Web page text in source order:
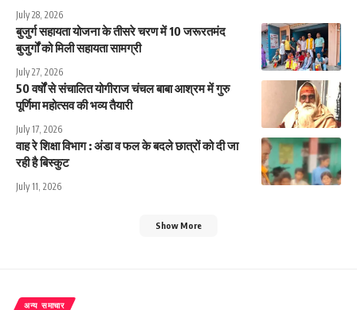
July 28, 2026
बुजुर्ग सहायता योजना के तीसरे चरण में 10 जरूरतमंद
बुजुर्गों को मिली सहायता सामग्री
July 27, 2026
50 वर्षों से संचालित योगीराज चंचल बाबा आश्रम में गुरु
पूर्णिमा महोत्सव की भव्य तैयारी
July 17, 2026
वाह रे शिक्षा विभाग : अंडा व फल के बदले छात्रों को दी जा
रही है बिस्कुट
July 11, 2026
Show More
अन्य समाचार